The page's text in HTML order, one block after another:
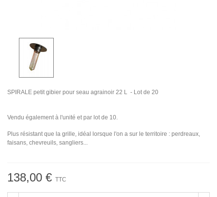
SPIRALE petit gibier pour seau agrainoir 22 L - Lot de 20
Vendu également à l'unité et par lot de 10.
Plus résistant que la grille, idéal lorsque l'on a sur le territoire : perdreaux,
faisans, chevreuils, sangliers...
138,00 € TTC